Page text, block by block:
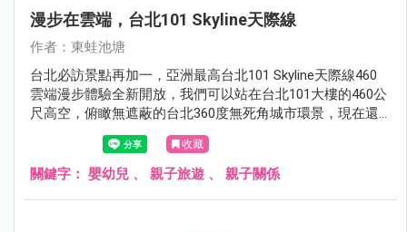
漫步在雲端，台北101 Skyline天際線
作者：東蛙池塘
台北必訪景點再加一，亞洲最高台北101 Skyline天際線460
雲端漫步體驗全新開放，我們可以站在台北101大樓的460公
尺高空，俯瞰無遮蔽的台北360度無死角城市環景，現在還
有推出台灣籍平日半價限定優惠雙人套票，包含快速通關門
票、專屬紀念照、101紀念品以及雲朵咖啡，光是專屬紀念
照就值回票價，這樣的經驗真的是太特別了，有興趣的朋友
收藏
關鍵字： 嬰幼兒 、 親子旅遊 、 親子關係